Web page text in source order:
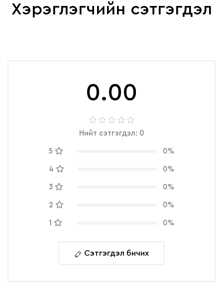
Хэрэглэгчийн сэтгэгдэл
0.00
Нийт сэтгэгдэл: 0
5 0%
4 0%
3 0%
2 0%
1 0%
Сэтгэгдэл бичих